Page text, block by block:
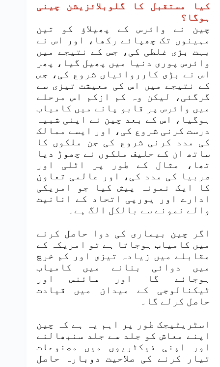
کیا مستقبل کا گلوبلائزیشن چینی
ہوگا؟
چین نے وائرس کے پھیلاؤ کو تین
مہینوں تک چھپائے رکھا، اور اس نے
بہت بڑی غلطی کی، جس کے نتیجے میں
وائرس پوری دنیا میں پھیل گیا، پھر
اس نے بڑی کارروائیاں شروع کی، جس
کے نتیجے میں اس کی معیشت تیزی سے
گرگئی، لیکن وہ کم ازکم اس مرحلے
میں وائرس پر قابو پانے میں کامیاب
ہوگیا، اس کے بعد چین نے اپنی شبیہ
درست کرنی شروع کی، اور ایسے ممالک
کی مدد کرنی شروع کی جن ملکوں کا
ساتھ ان کے حلیف ملکوں نے چھوڑ دیا
تھا، مثال کے طور پر اٹلی اور
صربیا کی مدد کی، اور عالمی تعاون
کا ایک نمونہ پیش کیا جو امریکی
ادارے اور یورپی اتحاد کے انانیت
والے نمونے سے بالکل الگ ہے۔
اگر چین بیماری کی دوا حاصل کرنے
میں کامیاب ہوجاتا ہے تو امریکہ کے
مقابلے میں زیادہ تیزی اور کم خرچ
میں دوائی بنانے میں کامیاب
ہوجائے گا اور سائنس اور
ٹیکنالوجی کے میدان میں قیادت
حاصل کرلے گا۔
اسٹریٹیجک طور پر اہم یہ ہے کہ چین
اپنے معاش کو جلد سے جلد سنبھالنے
اور اپنی فیکٹریوں میں مصنوعات
تیار کرنے کی صلاحیت دوبارہ حاصل